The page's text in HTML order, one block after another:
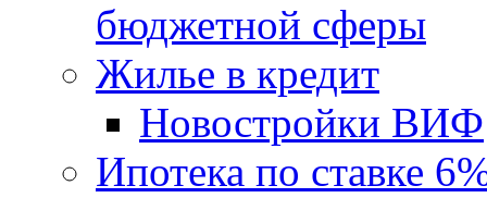
бюджетной сферы
Жилье в кредит
Новостройки ВИФ
Ипотека по ставке